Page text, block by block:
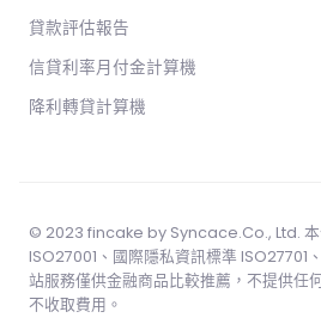
貸款評估報告
信貸利率月付金計算機
降利轉貸計算機
© 2023 fincake by Syncace.Co., Ltd.
ISO27001、國際隱私資訊標準 ISO27701
站服務僅供金融商品比較推薦，不提供任
不收取費用。